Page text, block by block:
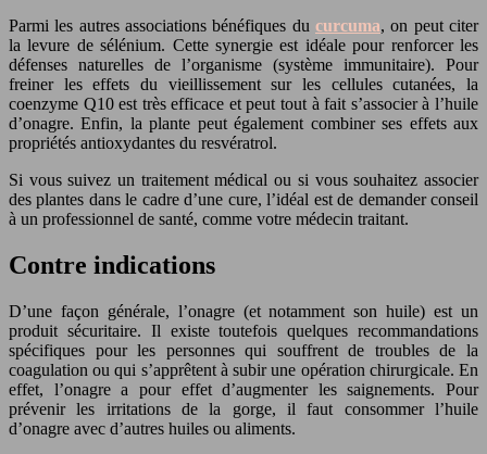
Parmi les autres associations bénéfiques du curcuma, on peut citer
la levure de sélénium. Cette synergie est idéale pour renforcer les
défenses naturelles de l’organisme (système immunitaire). Pour
freiner les effets du vieillissement sur les cellules cutanées, la
coenzyme Q10 est très efficace et peut tout à fait s’associer à l’huile
d’onagre. Enfin, la plante peut également combiner ses effets aux
propriétés antioxydantes du resvératrol.
Si vous suivez un traitement médical ou si vous souhaitez associer
des plantes dans le cadre d’une cure, l’idéal est de demander conseil
à un professionnel de santé, comme votre médecin traitant.
Contre indications
D’une façon générale, l’onagre (et notamment son huile) est un
produit sécuritaire. Il existe toutefois quelques recommandations
spécifiques pour les personnes qui souffrent de troubles de la
coagulation ou qui s’apprêtent à subir une opération chirurgicale. En
effet, l’onagre a pour effet d’augmenter les saignements. Pour
prévenir les irritations de la gorge, il faut consommer l’huile
d’onagre avec d’autres huiles ou aliments.